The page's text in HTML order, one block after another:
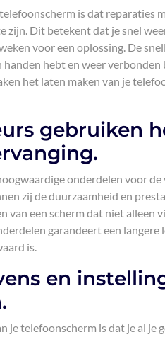
is dat reparaties
Dit betekent dat je snel
voor een oplossing. De
hebt en weer
het laten maken van je
gebruiken
onderdelen voor
zij de duurzaamheid en
een scherm dat niet alleen
garandeert een
is.
en
je telefoonscherm is dat je al je